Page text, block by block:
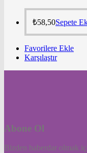
₺58,50Sepete
Favorilere Ekle
Karşılaştır
Abone Ol
Bizden haberdar olmak